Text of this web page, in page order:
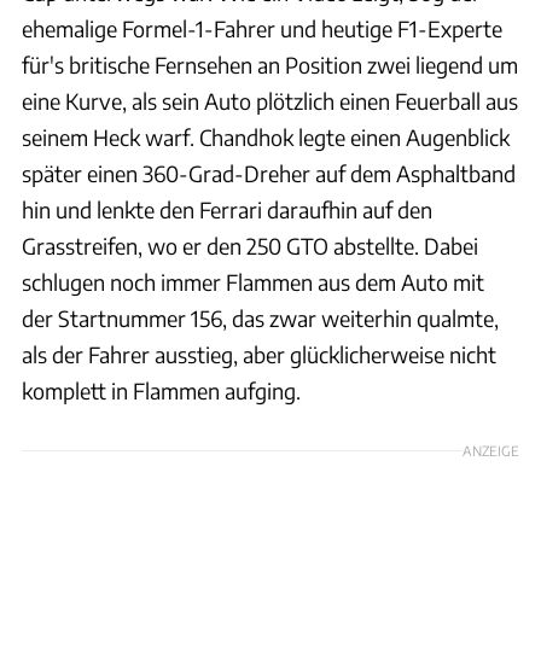
ehemalige Formel-1-Fahrer und heutige F1-Experte
für's britische Fernsehen an Position zwei liegend um
eine Kurve, als sein Auto plötzlich einen Feuerball aus
seinem Heck warf. Chandhok legte einen Augenblick
später einen 360-Grad-Dreher auf dem Asphaltband
hin und lenkte den Ferrari daraufhin auf den
Grasstreifen, wo er den 250 GTO abstellte. Dabei
schlugen noch immer Flammen aus dem Auto mit
der Startnummer 156, das zwar weiterhin qualmte,
als der Fahrer ausstieg, aber glücklicherweise nicht
komplett in Flammen aufging.
ANZEIGE